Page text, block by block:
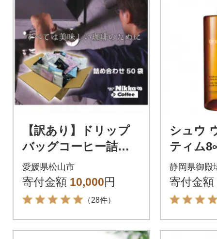
【訳あり】ドリップ
バッグコーヒー詰め
合わせ50袋
愛媛県松山市
寄付金額 10,000円
（28件）
シュウ
ティム
ューテ
グ オイ
静岡県御殿
寄付金額